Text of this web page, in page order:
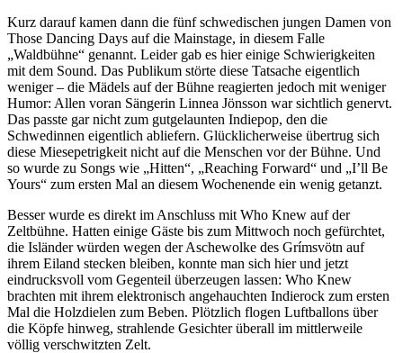
Kurz darauf kamen dann die fünf schwedischen jungen Damen von
Those Dancing Days auf die Mainstage, in diesem Falle
„Waldbühne“ genannt. Leider gab es hier einige Schwierigkeiten
mit dem Sound. Das Publikum störte diese Tatsache eigentlich
weniger – die Mädels auf der Bühne reagierten jedoch mit weniger
Humor: Allen voran Sängerin Linnea Jönsson war sichtlich genervt.
Das passte gar nicht zum gutgelaunten Indiepop, den die
Schwedinnen eigentlich abliefern. Glücklicherweise übertrug sich
diese Miesepetrigkeit nicht auf die Menschen vor der Bühne. Und
so wurde zu Songs wie „Hitten“, „Reaching Forward“ und „I’ll Be
Yours“ zum ersten Mal an diesem Wochenende ein wenig getanzt.
Besser wurde es direkt im Anschluss mit Who Knew auf der
Zeltbühne. Hatten einige Gäste bis zum Mittwoch noch gefürchtet,
die Isländer würden wegen der Aschewolke des Grímsvötn auf
ihrem Eiland stecken bleiben, konnte man sich hier und jetzt
eindrucksvoll vom Gegenteil überzeugen lassen: Who Knew
brachten mit ihrem elektronisch angehauchten Indierock zum ersten
Mal die Holzdielen zum Beben. Plötzlich flogen Luftballons über
die Köpfe hinweg, strahlende Gesichter überall im mittlerweile
völlig verschwitzten Zelt.